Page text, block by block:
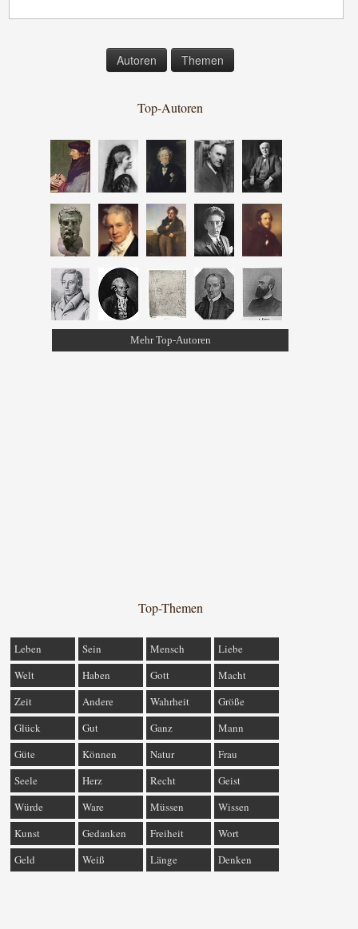
Autoren Themen
Top-Autoren
Mehr Top-Autoren
Top-Themen
Leben Sein Mensch
Liebe
Welt
Haben Gott
Macht
Zeit
Andere Wahrheit
Größe
Glück
Gut Ganz
Mann
Güte
Können Natur
Frau
Seele
Herz Recht
Geist
Würde
Ware Müssen
Wissen
Kunst
Gedanken Freiheit
Wort
Geld
Weiß Länge Denken